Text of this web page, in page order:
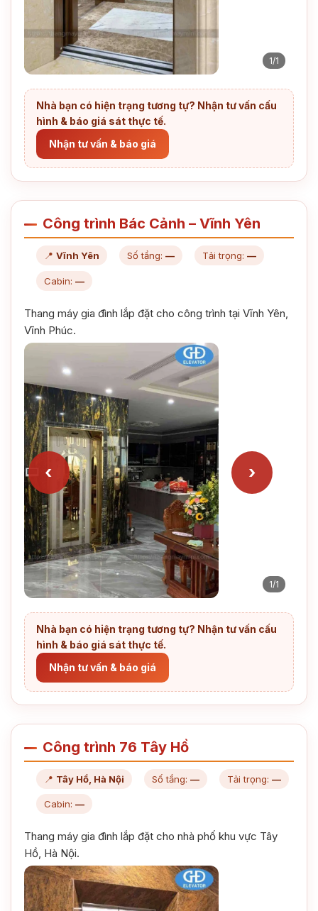
1/1
Nhà bạn có hiện trạng tương tự? Nhận tư vấn cấu
hình & báo giá sát thực tế.
Nhận tư vấn & báo giá
Công trình Bác Cảnh – Vĩnh Yên
📍 Vĩnh Yên Số tầng: — Tải trọng: —
Cabin: —
Thang máy gia đình lắp đặt cho công trình tại Vĩnh Yên,
Vĩnh Phúc.
‹ ›
1/1
Nhà bạn có hiện trạng tương tự? Nhận tư vấn cấu
hình & báo giá sát thực tế.
Nhận tư vấn & báo giá
Công trình 76 Tây Hồ
📍 Tây Hồ, Hà Nội Số tầng: — Tải trọng: —
Cabin: —
Thang máy gia đình lắp đặt cho nhà phố khu vực Tây
Hồ, Hà Nội.